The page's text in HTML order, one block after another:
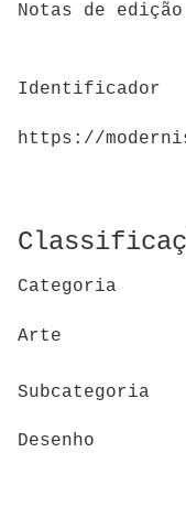
Notas de edição
Identificador
https://
Categoria
Arte
Subcategoria
Desenho